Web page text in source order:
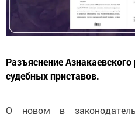
Разъяснение
судебных приставов.
О новом в